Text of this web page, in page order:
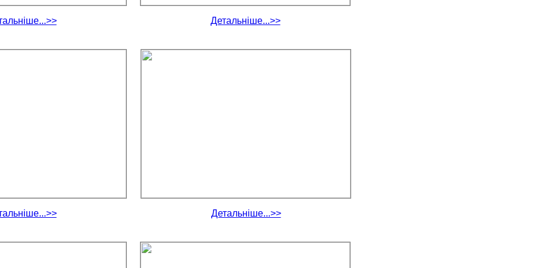
Детальніше...>>
Детальніше...>>